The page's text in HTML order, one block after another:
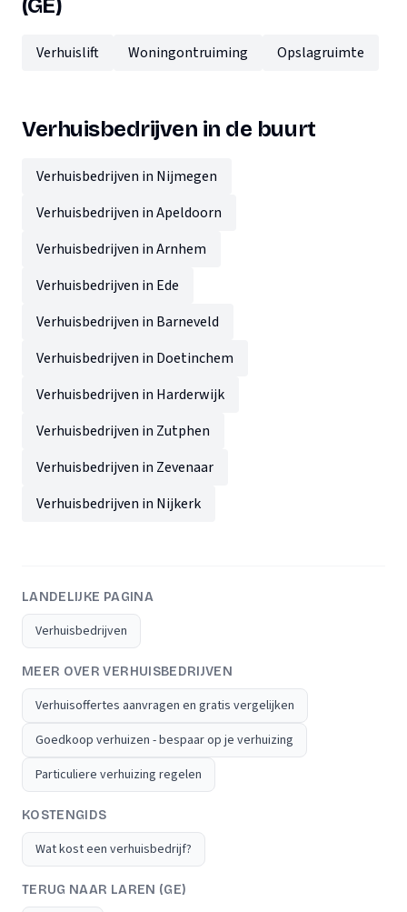
(GE)
Verhuislift Woningontruiming Opslagruimte
Verhuisbedrijven in de buurt
Verhuisbedrijven in Nijmegen
Verhuisbedrijven in Apeldoorn
Verhuisbedrijven in Arnhem
Verhuisbedrijven in Ede
Verhuisbedrijven in Barneveld
Verhuisbedrijven in Doetinchem
Verhuisbedrijven in Harderwijk
Verhuisbedrijven in Zutphen
Verhuisbedrijven in Zevenaar
Verhuisbedrijven in Nijkerk
LANDELIJKE PAGINA
Verhuisbedrijven
MEER OVER VERHUISBEDRIJVEN
Verhuisoffertes aanvragen en gratis vergelijken
Goedkoop verhuizen - bespaar op je verhuizing
Particuliere verhuizing regelen
KOSTENGIDS
Wat kost een verhuisbedrijf?
TERUG NAAR LAREN (GE)